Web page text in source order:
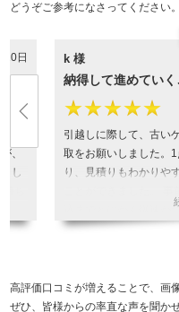
どうぞご参考になさってください。
10日
、
し
k 様
納得して進めてい
★★★★★
引越しに際して、古い
取をお願いしました。
り、見積りもわかりや
込までとにかく爆速か
引でした。大事にして
引用元:ヒカカク
高評価口コミが増えることで、画
ぜひ、皆様からの率直な声を聞か